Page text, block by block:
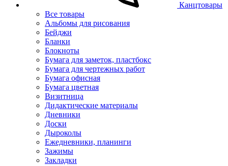
Канцтовары
Все товары
Альбомы для рисования
Бейджи
Бланки
Блокноты
Бумага для заметок, пластбокс
Бумага для чертежных работ
Бумага офисная
Бумага цветная
Визитница
Дидактические материалы
Дневники
Доски
Дыроколы
Ежедневники, планинги
Зажимы
Закладки